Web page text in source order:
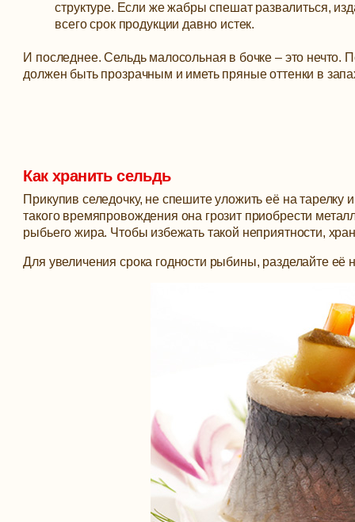
структуре. Если же жабры спешат развалиться,
всего срок продукции давно истек.
И последнее. Сельдь малосольная в бочке – это нечто.
должен быть прозрачным и иметь пряные оттенки в
Как хранить сельдь
Прикупив селедочку, не спешите уложить её на
такого времяпровождения она грозит приобрести
рыбьего жира. Чтобы избежать такой неприятности,
Для увеличения срока годности рыбины, разделайте